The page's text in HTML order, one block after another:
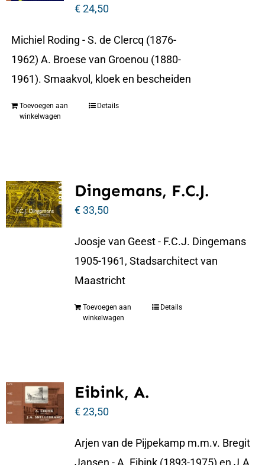
€24,50
Michiel Roding - S. de Clercq (1876-
1962) A. Broese van Groenou (1880-
1961). Smaakvol, kloek en bescheiden
Toevoegen aan
winkelwagen
Details
Dingemans, F.C.J.
€33,50
Joosje van Geest - F.C.J. Dingemans
1905-1961, Stadsarchitect van
Maastricht
Toevoegen aan
winkelwagen
Details
Eibink, A.
€23,50
Arjen van de Pijpekamp m.m.v. Bregit
Jansen - A. Eibink (1893-1975) en J.A.